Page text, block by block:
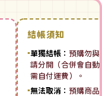
結帳須知
▪單獨結帳： 預購勿與
請分開（合併會自
需自付運費）。
▪無法取消： 預購商品